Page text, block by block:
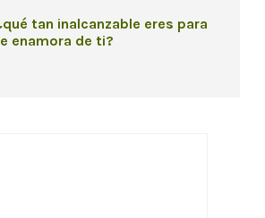
tan inalcanzable eres para
enamora de ti?